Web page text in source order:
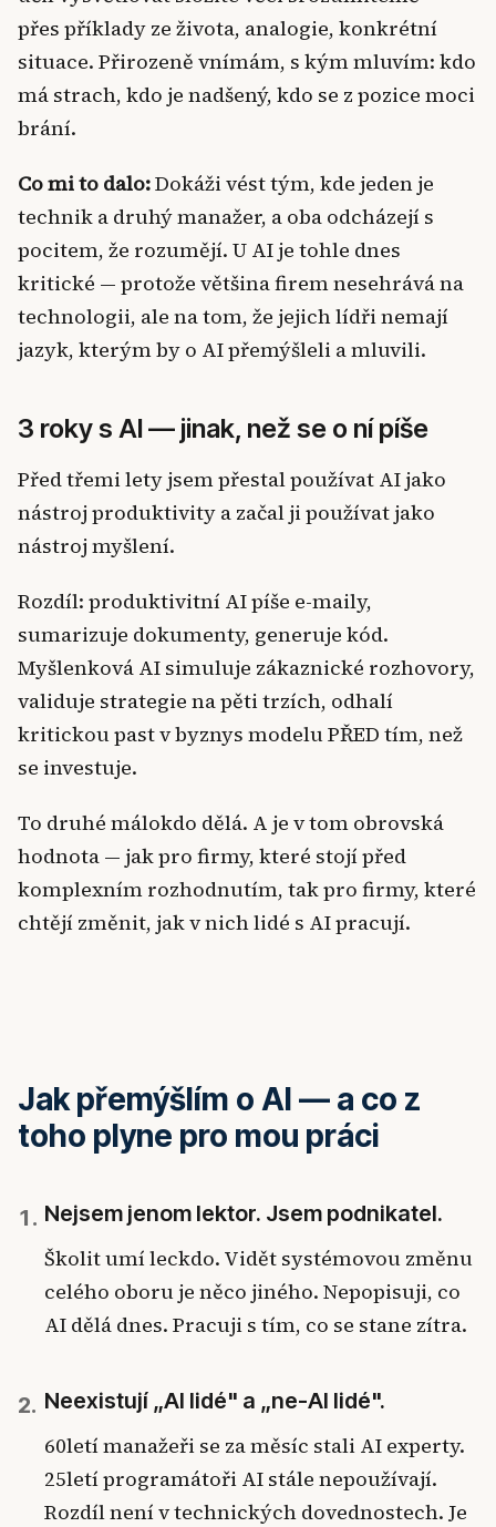
přes příklady ze života, analogie, konkrétní
situace. Přirozeně vnímám, s kým mluvím: kdo
má strach, kdo je nadšený, kdo se z pozice moci
brání.
Co mi to dalo:Dokáži vést tým, kde jeden je
technik a druhý manažer, a oba odcházejí s
pocitem, že rozumějí. U AI je tohle dnes
kritické — protože většina firem nesehrává na
technologii, ale na tom, že jejich lídři nemají
jazyk, kterým by o AI přemýšleli a mluvili.
3 roky s AI — jinak, než se o ní píše
Před třemi lety jsem přestal používat AI jako
nástroj produktivity a začal ji používat jako
nástroj myšlení.
Rozdíl: produktivitní AI píše e-maily,
sumarizuje dokumenty, generuje kód.
Myšlenková AI simuluje zákaznické rozhovory,
validuje strategie na pěti trzích, odhalí
kritickou past v byznys modelu PŘED tím, než
se investuje.
To druhé málokdo dělá. A je v tom obrovská
hodnota — jak pro firmy, které stojí před
komplexním rozhodnutím, tak pro firmy, které
chtějí změnit, jak v nich lidé s AI pracují.
Jak přemýšlím o AI — a co z
toho plyne pro mou práci
1. Nejsem jenom lektor. Jsem podnikatel.
Školit umí leckdo. Vidět systémovou změnu
celého oboru je něco jiného. Nepopisuji, co
AI dělá dnes. Pracuji s tím, co se stane zítra.
2. Neexistují „AI lidé" a „ne-AI lidé".
60letí manažeři se za měsíc stali AI experty.
25letí programátoři AI stále nepoužívají.
Rozdíl není v technických dovednostech. Je